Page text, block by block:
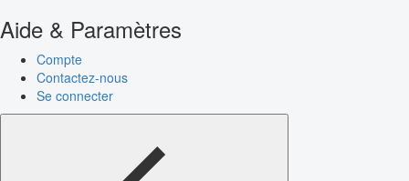
Aide & Paramètres
Compte
Contactez-nous
Se connecter